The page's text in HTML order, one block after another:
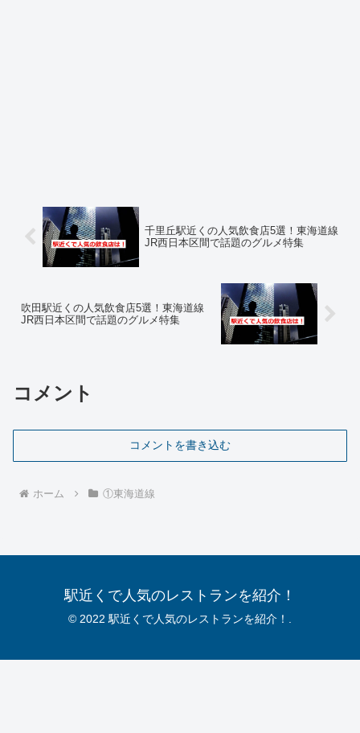
千里丘駅近くの人気飲食店5選！東海道線
JR西日本区間で話題のグルメ特集
吹田駅近くの人気飲食店5選！東海道線
JR西日本区間で話題のグルメ特集
コメント
コメントを書き込む
ホーム ①東海道線
駅近くで人気のレストランを紹介！
© 2022 駅近くで人気のレストランを紹介！.